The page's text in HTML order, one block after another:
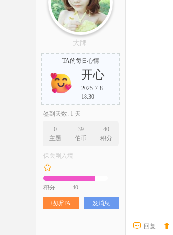
大牌
TA的每日心情
开心
2025-7-8
18:30
签到天数: 1 天
0
主题
39
伯币
40
积分
保关刚入境
积分 40
收听TA 发消息
回复